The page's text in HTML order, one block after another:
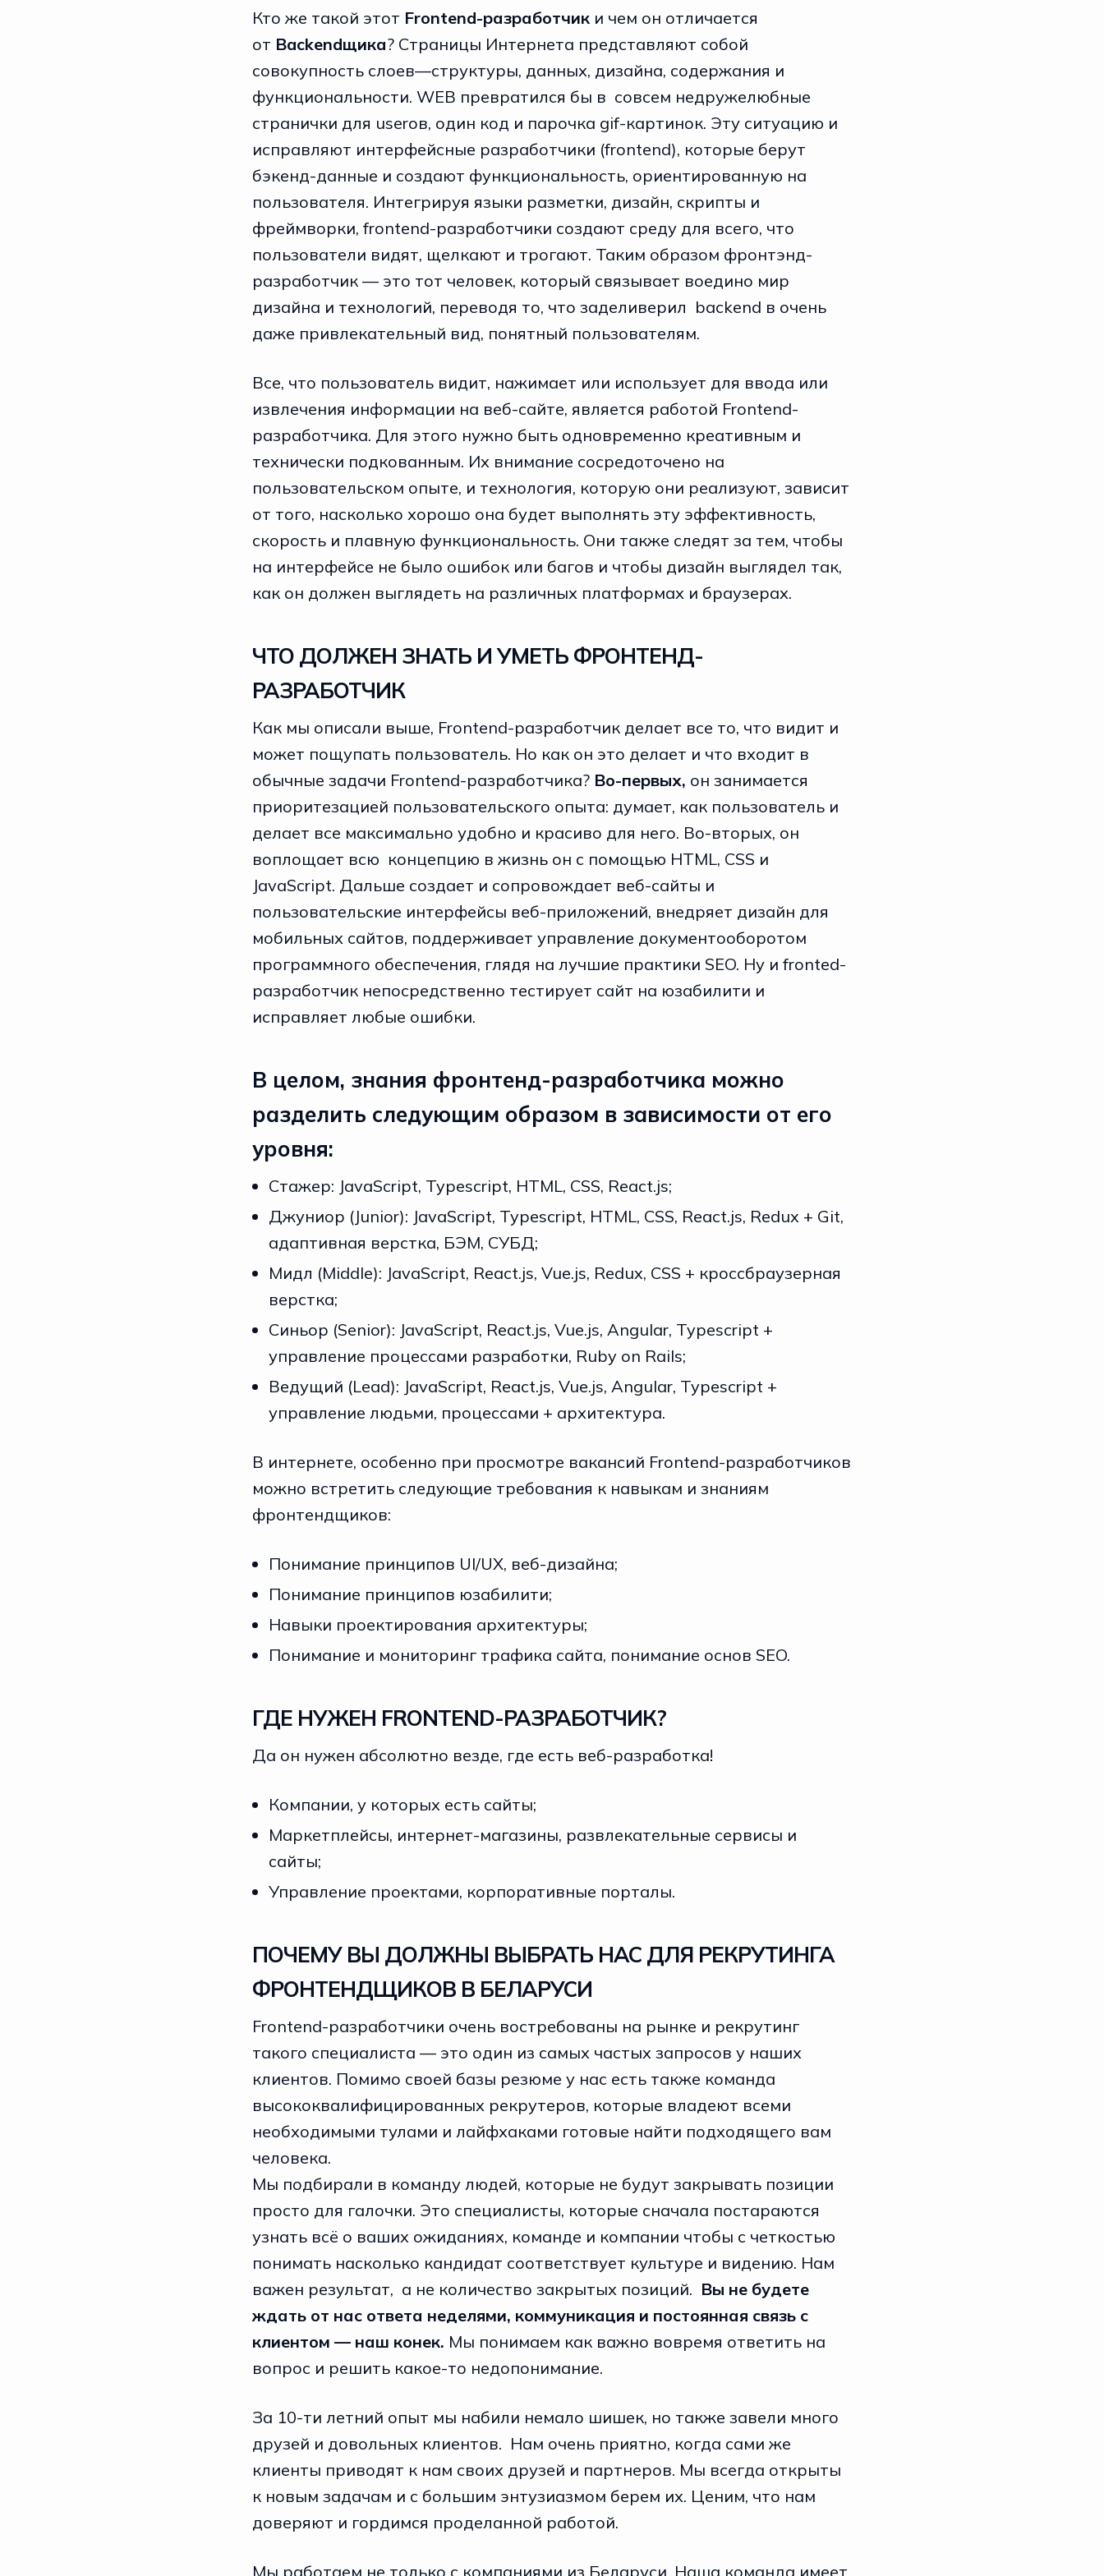
Кто же такой этот Frontend-разработчик и чем он отличается
от Backendщика? Страницы Интернета представляют собой
совокупность слоев—структуры, данных, дизайна, содержания и
функциональности. WEB превратился бы в совсем недружелюбные
странички для userов, один код и парочка gif-картинок. Эту ситуацию и
исправляют интерфейсные разработчики (frontend), которые берут
бэкенд-данные и создают функциональность, ориентированную на
пользователя. Интегрируя языки разметки, дизайн, скрипты и
фреймворки, frontend-разработчики создают среду для всего, что
пользователи видят, щелкают и трогают. Таким образом фронтэнд-
разработчик — это тот человек, который связывает воедино мир
дизайна и технологий, переводя то, что заделиверил backend в очень
даже привлекательный вид, понятный пользователям.
Все, что пользователь видит, нажимает или использует для ввода или
извлечения информации на веб-сайте, является работой Frontend-
разработчика. Для этого нужно быть одновременно креативным и
технически подкованным. Их внимание сосредоточено на
пользовательском опыте, и технология, которую они реализуют, зависит
от того, насколько хорошо она будет выполнять эту эффективность,
скорость и плавную функциональность. Они также следят за тем, чтобы
на интерфейсе не было ошибок или багов и чтобы дизайн выглядел так,
как он должен выглядеть на различных платформах и браузерах.
ЧТО ДОЛЖЕН ЗНАТЬ И УМЕТЬ ФРОНТЕНД-
РАЗРАБОТЧИК
Как мы описали выше, Frontend-разработчик делает все то, что видит и
может пощупать пользователь. Но как он это делает и что входит в
обычные задачи Frontend-разработчика? Во-первых, он занимается
приоритезацией пользовательского опыта: думает, как пользователь и
делает все максимально удобно и красиво для него. Во-вторых, он
воплощает всю концепцию в жизнь он с помощью HTML, CSS и
JavaScript. Дальше создает и сопровождает веб-сайты и
пользовательские интерфейсы веб-приложений, внедряет дизайн для
мобильных сайтов, поддерживает управление документооборотом
программного обеспечения, глядя на лучшие практики SEO. Ну и fronted-
разработчик непосредственно тестирует сайт на юзабилити и
исправляет любые ошибки.
В целом, знания фронтенд-разработчика можно
разделить следующим образом в зависимости от его
уровня:
Стажер: JavaScript, Typescript, HTML, CSS, React.js;
Джуниор (Junior): JavaScript, Typescript, HTML, CSS, React.js, Redux + Git,
адаптивная верстка, БЭМ, СУБД;
Мидл (Middle): JavaScript, React.js, Vue.js, Redux, CSS + кроссбраузерная
верстка;
Cиньор (Senior): JavaScript, React.js, Vue.js, Angular, Typescript +
управление процессами разработки, Ruby on Rails;
Ведущий (Lead): JavaScript, React.js, Vue.js, Angular, Typescript +
управление людьми, процессами + архитектура.
В интернете, особенно при просмотре вакансий Frontend-разработчиков
можно встретить следующие требования к навыкам и знаниям
фронтендщиков:
Понимание принципов UI/UX, веб-дизайна;
Понимание принципов юзабилити;
Навыки проектирования архитектуры;
Понимание и мониторинг трафика сайта, понимание основ SEO.
ГДЕ НУЖЕН FRONTEND-РАЗРАБОТЧИК?
Да он нужен абсолютно везде, где есть веб-разработка!
Компании, у которых есть сайты;
Маркетплейсы, интернет-магазины, развлекательные сервисы и
сайты;
Управление проектами, корпоративные порталы.
ПОЧЕМУ ВЫ ДОЛЖНЫ ВЫБРАТЬ НАС ДЛЯ РЕКРУТИНГА
ФРОНТЕНДЩИКОВ В БЕЛАРУСИ
Frontend-разработчики очень востребованы на рынке и рекрутинг
такого специалиста — это один из самых частых запросов у наших
клиентов. Помимо своей базы резюме у нас есть также команда
высококвалифицированных рекрутеров, которые владеют всеми
необходимыми тулами и лайфхаками готовые найти подходящего вам
человека.
Мы подбирали в команду людей, которые не будут закрывать позиции
просто для галочки. Это специалисты, которые сначала постараются
узнать всё о ваших ожиданиях, команде и компании чтобы с четкостью
понимать насколько кандидат соответствует культуре и видению. Нам
важен результат, а не количество закрытых позиций. Вы не будете
ждать от нас ответа неделями, коммуникация и постоянная связь с
клиентом — наш конек. Мы понимаем как важно вовремя ответить на
вопрос и решить какое-то недопонимание.
За 10-ти летний опыт мы набили немало шишек, но также завели много
друзей и довольных клиентов. Нам очень приятно, когда сами же
клиенты приводят к нам своих друзей и партнеров. Мы всегда открыты
к новым задачам и с большим энтузиазмом берем их. Ценим, что нам
доверяют и гордимся проделанной работой.
Мы работаем не только с компаниями из Беларуси. Наша команда имеет